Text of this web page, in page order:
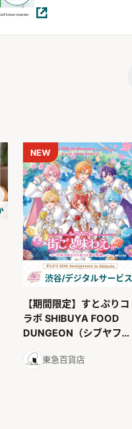
NEW
渋谷/デジタルサービス
【期間限定】すとぷりコ
ラボ SHIBUYA FOOD
DUNGEON（シブヤフー
ドダンジョン）
東急百貨店